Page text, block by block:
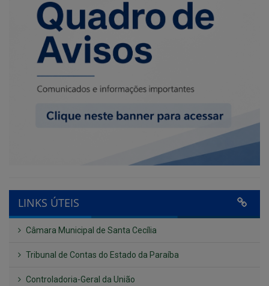
Tribunal de Contas do Estado da Paraíba
Controladoria-Geral da União
Confederação Nacional de Municípios - CNM
QEdu